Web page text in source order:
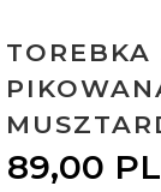
TOREBKA
89,00